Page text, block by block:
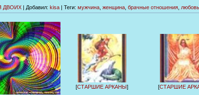
ДВОИХ | Добавил: kisa | Теги: мужчина женщина брачные отношения любовь
[СТАРШИЕ АРКАНЫ] [СТАРШИЕ